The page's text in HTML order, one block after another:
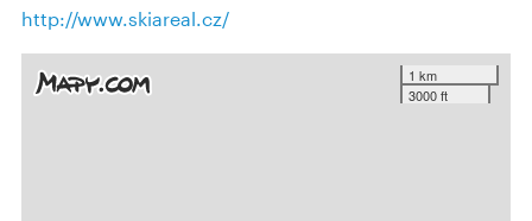
http://www.skiareal.cz/
1 km
3000 ft